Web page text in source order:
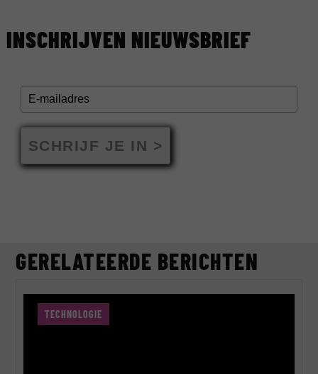
INSCHRIJVEN NIEUWSBRIEF
SCHRIJF JE IN >
GERELATEERDE BERICHTEN
TECHNOLOGIE